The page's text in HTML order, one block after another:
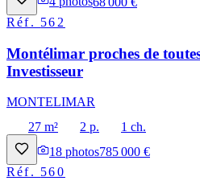
Réf. 562
Montélimar proches de
Investisseur
MONTELIMAR
27 m²
2 p.
1 ch.
18 photos785 000 €
Réf. 560